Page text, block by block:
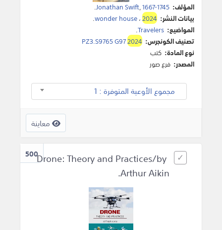
المؤلف: Jonathan Swift,1667-1745
.
بيانات النشر:
wonder house،2024
.
المواضيع: Travelers
.
تصنيف الكونجرس:
PZ3.S9765 G972024
نوع المادة: كتب
المصدر: فرع صور
مجموع الأوعية المتوفرة : 1
معاينة
500Drone: Theory and Practices/by
Arthur Aikin.